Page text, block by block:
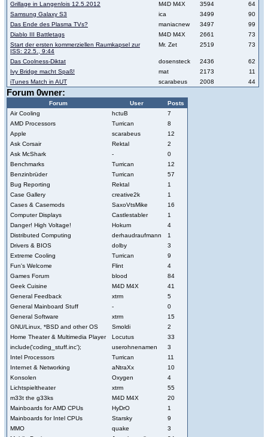
Grillage in Langenlois 12.5.2012
M4D M4X 3594
64
Samsung Galaxy S3
ica 3499
90
Das Ende des Plasma TVs?
maniacnew 3497
99
Diablo III Battletags
M4D M4X 2661
73
Start der ersten kommerziellen Raumkapsel zur
ISS: 22.5., 9:44
Mr. Zet 2519 73
Das Coolness-Diktat dosensteck 2436
62
Ivy Bridge macht Spaß!
mat 2173
11
iTunes Match in AUT
scarabeus 2008 44
Forum 0wner:
Forum User
Posts
Air Cooling
hctuB
7
AMD Processors
Turrican
8
Apple
scarabeus
12
Ask Corsair
Rektal
2
Ask McShark
-
0
Benchmarks
Turrican
12
Benzinbrüder
Turrican
57
Bug Reporting
Rektal
1
Case Gallery
creative2k
1
Cases & Casemods
SaxoVtsMike
16
Computer Displays
Castlestabler
1
Danger! High Voltage!
Hokum
4
Distributed Computing
derhaudraufmann
1
Drivers & BIOS
dolby
3
Extreme Cooling
Turrican
9
Fun's Welcome
Flint
4
Games Forum
blood
84
Geek Cuisine
M4D M4X
41
General Feedback
xtrm
5
General Mainboard Stuff
-
0
General Software
xtrm
15
GNU/Linux, *BSD and other OS
Smoldi
2
Home Theater & Multimedia Player
Locutus
33
include('coding_stuff.inc');
userohnenamen
3
Intel Processors
Turrican
11
Internet & Networking
aNtraXx
10
Konsolen
Oxygen
4
Lichtspieltheater
xtrm
55
m33t the g33ks
M4D M4X
20
Mainboards for AMD CPUs
HyDrO
1
Mainboards for Intel CPUs
Starsky
9
MMO
quake
3